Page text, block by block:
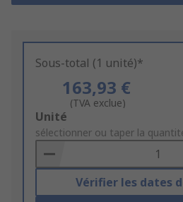
Sous-total (1 unité)*
163,93 €
(TVA exclue)
Add
to
Basket
Unité
sélectionner ou taper la
Vérifier les dates